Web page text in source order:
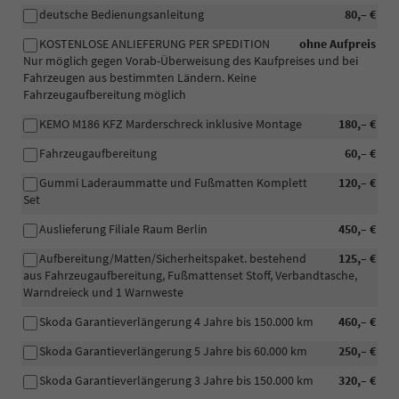
80,– €
deutsche Bedienungsanleitung
ohne Aufpreis
KOSTENLOSE ANLIEFERUNG PER SPEDITION
Nur möglich gegen Vorab-Überweisung des Kaufpreises und bei
Fahrzeugen aus bestimmten Ländern. Keine
Fahrzeugaufbereitung möglich
180,– €
KEMO M186 KFZ Marderschreck inklusive Montage
60,– €
Fahrzeugaufbereitung
120,– €
Gummi Laderaummatte und Fußmatten Komplett
Set
450,– €
Auslieferung Filiale Raum Berlin
125,– €
Aufbereitung/Matten/Sicherheitspaket. bestehend
aus Fahrzeugaufbereitung, Fußmattenset Stoff, Verbandtasche,
Warndreieck und 1 Warnweste
460,– €
Skoda Garantieverlängerung 4 Jahre bis 150.000 km
250,– €
Skoda Garantieverlängerung 5 Jahre bis 60.000 km
320,– €
Skoda Garantieverlängerung 3 Jahre bis 150.000 km